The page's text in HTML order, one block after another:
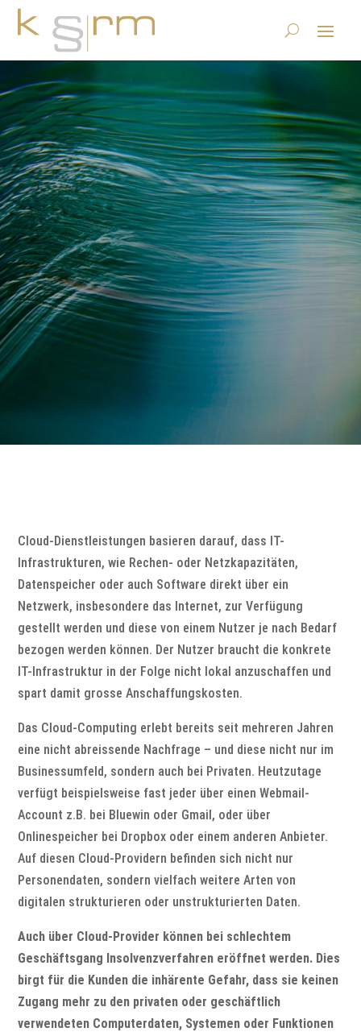
Herausgabe von Daten im
Konkurs von Cloud-
Providern
22.8.2018|Datenstrategie & Information Governance |0
Kommentare
Cloud-Dienstleistungen basieren darauf, dass IT-
Infrastrukturen, wie Rechen- oder Netzkapazitäten,
Datenspeicher oder auch Software direkt über ein
Netzwerk, insbesondere das Internet, zur Verfügung
gestellt werden und diese von einem Nutzer je nach Bedarf
bezogen werden können. Der Nutzer braucht die konkrete
IT-Infrastruktur in der Folge nicht lokal anzuschaffen und
spart damit grosse Anschaffungskosten.
Das Cloud-Computing erlebt bereits seit mehreren Jahren
eine nicht abreissende Nachfrage – und diese nicht nur im
Businessumfeld, sondern auch bei Privaten. Heutzutage
verfügt beispielsweise fast jeder über einen Webmail-
Account z.B. bei Bluewin oder Gmail, oder über
Onlinespeicher bei Dropbox oder einem anderen Anbieter.
Auf diesen Cloud-Providern befinden sich nicht nur
Personendaten, sondern vielfach weitere Arten von
digitalen strukturieren oder unstrukturierten Daten.
Auch über Cloud-Provider können bei schlechtem
Geschäftsgang Insolvenzverfahren eröffnet werden. Dies
birgt für die Kunden die inhärente Gefahr, dass sie keinen
Zugang mehr zu den privaten oder geschäftlich
verwendeten Computerdaten, Systemen oder Funktionen